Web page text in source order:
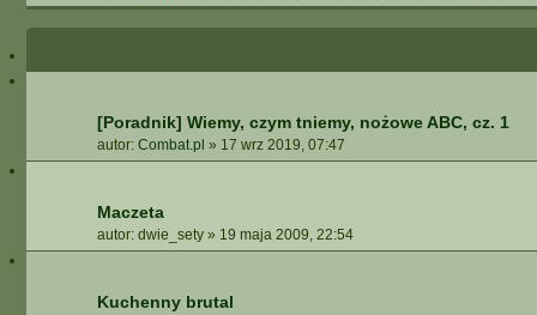
[Poradnik] Wiemy, czym tniemy, nożowe ABC, cz. 1
autor: Combat.pl » 17 wrz 2019, 07:47
Maczeta
autor: dwie_sety » 19 maja 2009, 22:54
Kuchenny brutal